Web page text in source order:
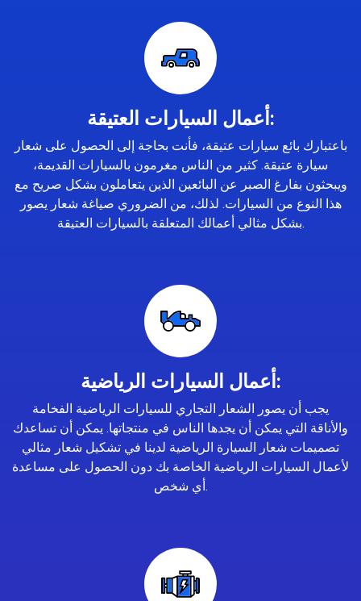
أعمال السيارات العتيقة:
باعتبارك بائع سيارات عتيقة، فأنت بحاجة إلى الحصول على شعار
سيارة عتيقة. كثير من الناس مغرمون بالسيارات القديمة،
ويبحثون بفارغ الصبر عن البائعين الذين يتعاملون بشكل صريح مع
هذا النوع من السيارات. لذلك، من الضروري صياغة شعار يصور
بشكل مثالي أعمالك المتعلقة بالسيارات العتيقة.
أعمال السيارات الرياضية:
يجب أن يصور الشعار التجاري للسيارات الرياضية الفخامة
والأناقة التي يمكن أن يجدها الناس في منتجاتها. يمكن أن تساعدك
تصميمات شعار السيارة الرياضية لدينا في تشكيل شعار مثالي
لأعمال السيارات الرياضية الخاصة بك دون الحصول على مساعدة
أي شخص.